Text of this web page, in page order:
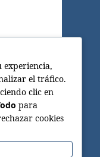
experiencia,
el tráfico.
clic en
para
cookies